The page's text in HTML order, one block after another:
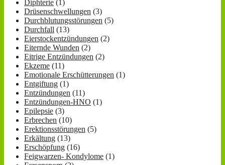
Diphterie (1)
Drüsenschwellungen (3)
Durchblutungsstörungen (5)
Durchfall (13)
Eierstockentzündungen (2)
Eiternde Wunden (2)
Eitrige Entzündungen (2)
Ekzeme (11)
Emotionale Erschütterungen (1)
Entgiftung (1)
Entzündungen (11)
Entzündungen-HNO (1)
Epilepsie (3)
Erbrechen (10)
Erektionsstörungen (5)
Erkältung (13)
Erschöpfung (16)
Feigwarzen- Kondylome (1)